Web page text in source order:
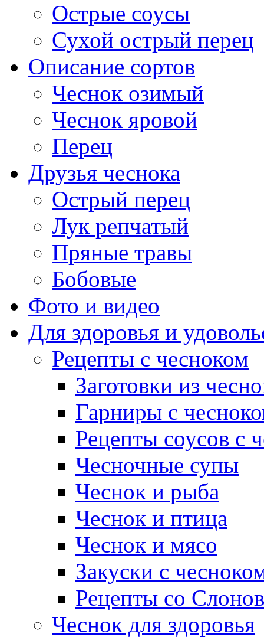
Острые соусы
Сухой острый перец
Описание сортов
Чеснок озимый
Чеснок яровой
Перец
Друзья чеснока
Острый перец
Лук репчатый
Пряные травы
Бобовые
Фото и видео
Для здоровья и
Рецепты с чесноком
Заготовки из
Гарниры с
Рецепты соусов с
Чесночные супы
Чеснок и рыба
Чеснок и птица
Чеснок и мясо
Закуски с
Рецепты со
Чеснок для здоровья